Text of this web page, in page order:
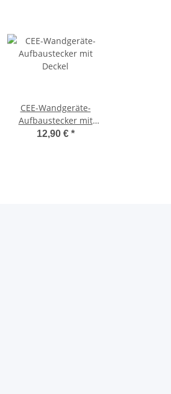
CEE-Wandgeräte-
Aufbaustecker mit
Deckel
12,90 € *